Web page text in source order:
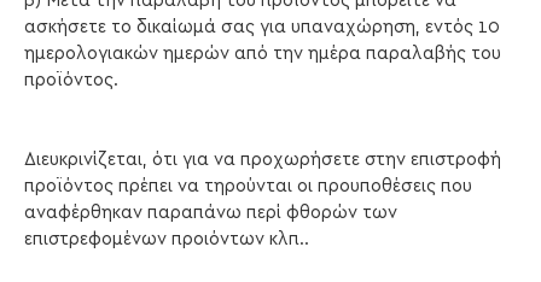
ασκήσετε το δικαίωμά σας για υπαναχώρηση, εντός 10
ημερολογιακών ημερών από την ημέρα παραλαβής του
προϊόντος.
Διευκρινίζεται, ότι για να προχωρήσετε στην επιστροφή
προϊόντος πρέπει να τηρούνται οι προυποθέσεις που
αναφέρθηκαν παραπάνω περί φθορών των
επιστρεφομένων προιόντων κλπ..